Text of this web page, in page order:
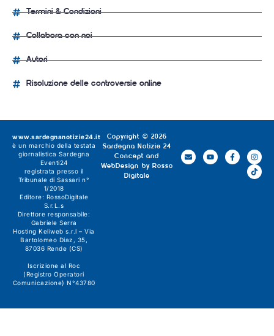
Termini & Condizioni
Collabora con noi
Autori
Risoluzione delle controversie online
Copyright © 2026
Sardegna Notizie 24
Concept and
WebDesign by Rosso
Digitale
www.sardegnanotizie24.it
è un marchio della testata
giornalistica Sardegna
Eventi24
registrata presso il
Tribunale di Sassari n°
1/2018
Editore: RossoDigitale
S.r.L.s
Direttore responsabile:
Gabriele Serra
Hosting Keliweb s.r.l – Via
Bartolomeo Diaz, 35,
87036 Rende (CS)
Iscrizione al Roc
(Registro Operatori
Comunicazione) N°43780